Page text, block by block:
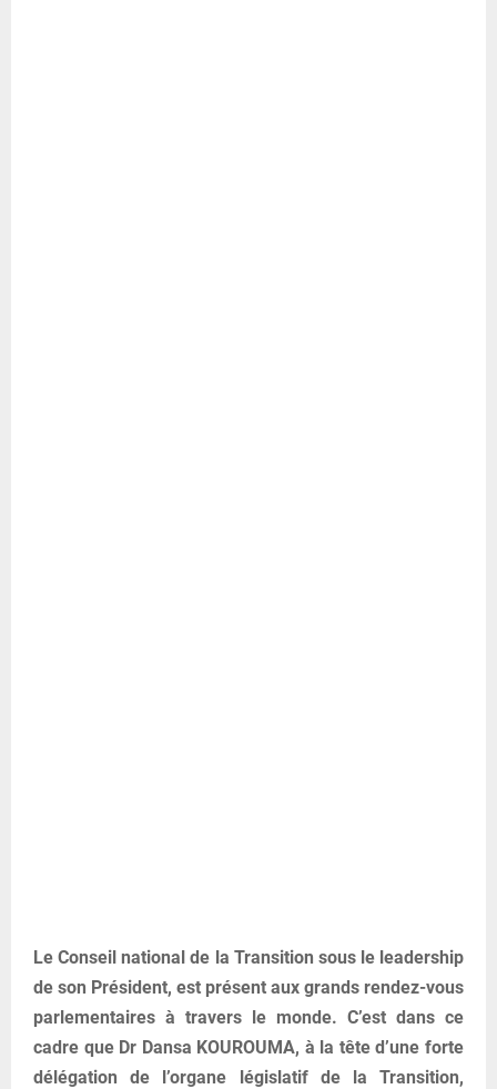
Le Conseil national de la Transition sous le leadership
de son Président, est présent aux grands rendez-vous
parlementaires à travers le monde. C’est dans ce
cadre que Dr Dansa KOUROUMA, à la tête d’une forte
délégation de l’organe législatif de la Transition,